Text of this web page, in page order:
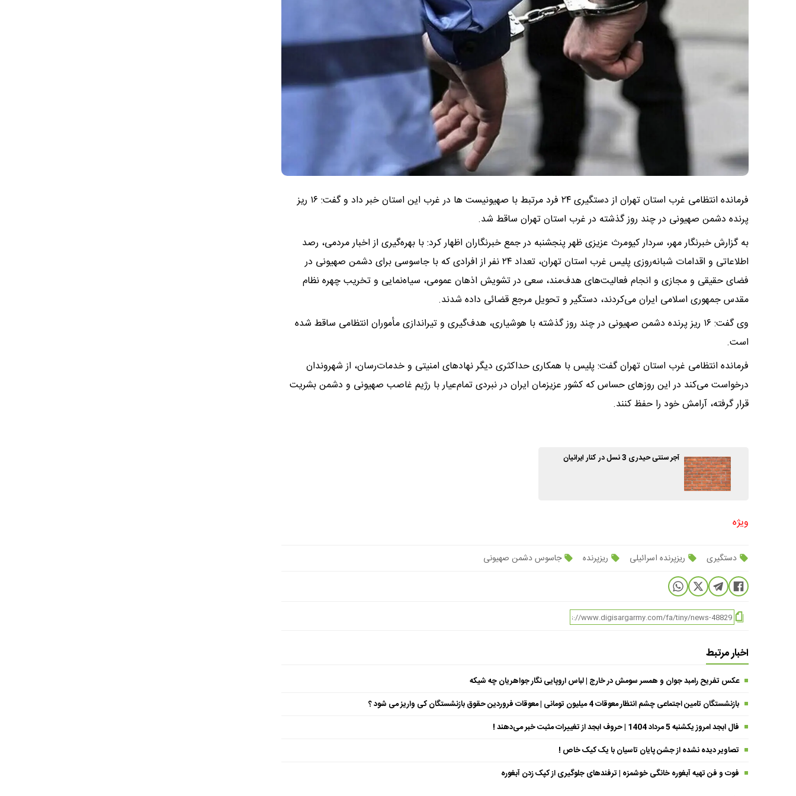
فرمانده انتظامی غرب استان تهران از دستگیری ۲۴ فرد مرتبط با صهیونیست ها در غرب این استان خبر داد و گفت: ۱۶ ریز
پرنده دشمن صهیونی در چند روز گذشته در غرب استان تهران ساقط شد.
به گزارش خبرنگار مهر، سردار کیومرث عزیزی ظهر پنجشنبه در جمع خبرنگاران اظهار کرد: با بهره‌گیری از اخبار مردمی، رصد
اطلاعاتی و اقدامات شبانه‌روزی پلیس غرب استان تهران، تعداد ۲۴ نفر از افرادی که با جاسوسی برای دشمن صهیونی در
فضای حقیقی و مجازی و انجام فعالیت‌های هدف‌مند، سعی در تشویش اذهان عمومی، سیاه‌نمایی و تخریب چهره نظام
مقدس جمهوری اسلامی ایران می‌کردند، دستگیر و تحویل مرجع قضائی داده شدند.
وی گفت: ۱۶ ریز پرنده دشمن صهیونی در چند روز گذشته با هوشیاری، هدف‌گیری و تیراندازی مأموران انتظامی ساقط شده
است.
فرمانده انتظامی غرب استان تهران گفت: پلیس با همکاری حداکثری دیگر نهادهای امنیتی و خدمات‌رسان، از شهروندان
درخواست می‌کند در این روزهای حساس که کشور عزیزمان ایران در نبردی تمام‌عیار با رژیم غاصب صهیونی و دشمن بشریت
قرار گرفته، آرامش خود را حفظ کنند.
آجر سنتی حیدری 3 نسل در کنار ایرانیان
ویژه
دستگیری ریزپرنده اسرائیلی ریزپرنده جاسوس دشمن صهیونی
اخبار مرتبط
عکس تفریح رامبد جوان و همسر سومش در خارج | لباس اروپایی نگار جواهریان چه شیکه
بازنشستگان تامین اجتماعی چشم انتظار معوقات 4 میلیون تومانی | معوقات فروردین حقوق بازنشستگان کی واریز می شود ؟
فال ابجد امروز یکشنبه 5 مرداد 1404 | حروف ابجد از تغییرات مثبت خبر می‌دهند !
تصاویر دیده نشده از جشن پایان تاسیان با یک کیک خاص !
فوت و فن تهیه آبغوره خانگی خوشمزه | ترفندهای جلوگیری از کپک زدن آبغوره